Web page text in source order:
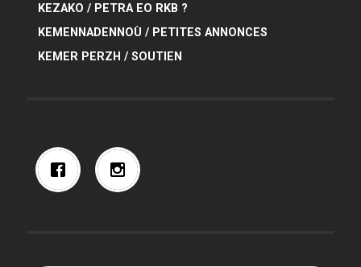
KEZAKO / PETRA EO RKB ?
KEMENNADENNOÙ / PETITES ANNONCES
KEMER PERZH / SOUTIEN